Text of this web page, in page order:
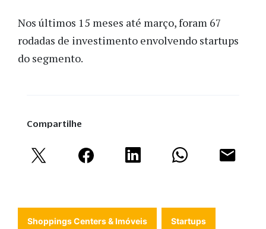
Nos últimos 15 meses até março, foram 67
rodadas de investimento envolvendo startups
do segmento.
Compartilhe
Shoppings Centers & Imóveis Startups